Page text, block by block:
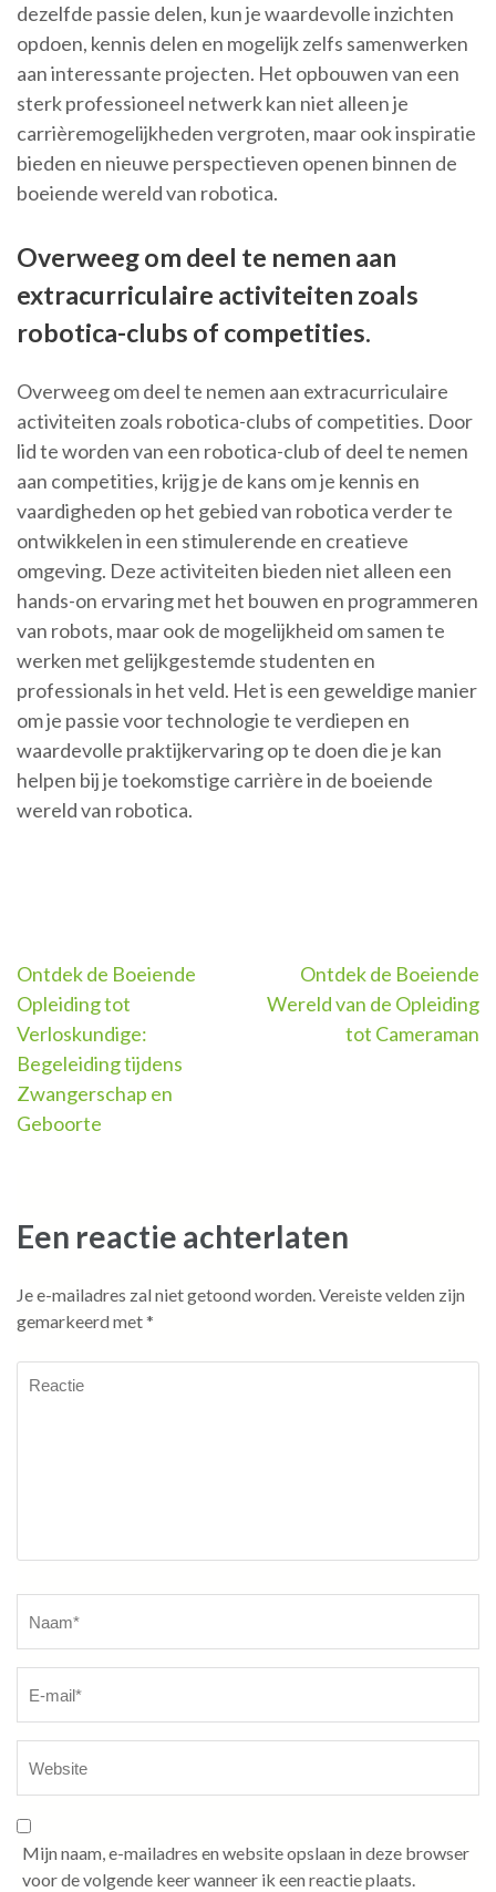
dezelfde passie delen, kun je waardevolle inzichten
opdoen, kennis delen en mogelijk zelfs samenwerken
aan interessante projecten. Het opbouwen van een
sterk professioneel netwerk kan niet alleen je
carrièremogelijkheden vergroten, maar ook inspiratie
bieden en nieuwe perspectieven openen binnen de
boeiende wereld van robotica.
Overweeg om deel te nemen aan
extracurriculaire activiteiten zoals
robotica-clubs of competities.
Overweeg om deel te nemen aan extracurriculaire
activiteiten zoals robotica-clubs of competities. Door
lid te worden van een robotica-club of deel te nemen
aan competities, krijg je de kans om je kennis en
vaardigheden op het gebied van robotica verder te
ontwikkelen in een stimulerende en creatieve
omgeving. Deze activiteiten bieden niet alleen een
hands-on ervaring met het bouwen en programmeren
van robots, maar ook de mogelijkheid om samen te
werken met gelijkgestemde studenten en
professionals in het veld. Het is een geweldige manier
om je passie voor technologie te verdiepen en
waardevolle praktijkervaring op te doen die je kan
helpen bij je toekomstige carrière in de boeiende
wereld van robotica.
Berichtnavigatie
Ontdek de Boeiende
Opleiding tot
Verloskundige:
Begeleiding tijdens
Zwangerschap en
Geboorte
Ontdek de Boeiende
Wereld van de Opleiding
tot Cameraman
Een reactie achterlaten
Je e-mailadres zal niet getoond worden.Vereiste velden zijn
gemarkeerd met*
Mijn naam, e-mailadres en website opslaan in deze browser
voor de volgende keer wanneer ik een reactie plaats.